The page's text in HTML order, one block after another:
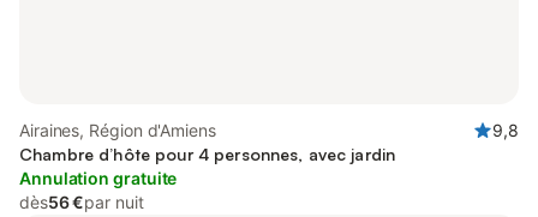
Airaines, Région d'Amiens
9,8
Chambre d’hôte pour 4 personnes, avec jardin
Annulation gratuite
dès56 €par nuit